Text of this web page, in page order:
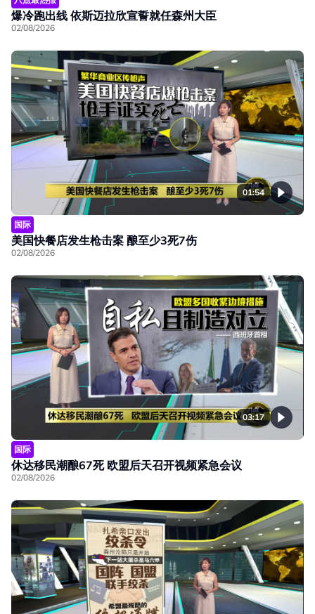
爆冷跑出线 依斯迈拉欣宣誓就任森州大臣
02/08/2026
01:54
国际
美国快餐店发生枪击案 酿至少3死7伤
02/08/2026
03:17
国际
休达移民潮酿67死 欧盟后天召开视频紧急会议
02/08/2026